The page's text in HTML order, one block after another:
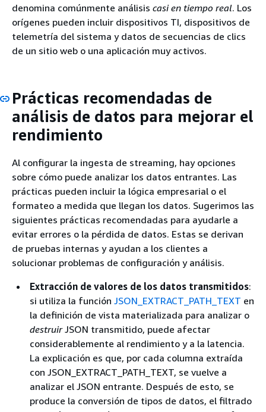
denomina comúnmente análisis casi en tiempo real. Los
orígenes pueden incluir dispositivos TI, dispositivos de
telemetría del sistema y datos de secuencias de clics
de un sitio web o una aplicación muy activos.
Prácticas recomendadas de
análisis de datos para mejorar el
rendimiento
Al configurar la ingesta de streaming, hay opciones
sobre cómo puede analizar los datos entrantes. Las
prácticas pueden incluir la lógica empresarial o el
formateo a medida que llegan los datos. Sugerimos las
siguientes prácticas recomendadas para ayudarle a
evitar errores o la pérdida de datos. Estas se derivan
de pruebas internas y ayudan a los clientes a
solucionar problemas de configuración y análisis.
Extracción de valores de los datos transmitidos:
si utiliza la función JSON_EXTRACT_PATH_TEXT en
la definición de vista materializada para analizar o
destruirJSON transmitido, puede afectar
considerablemente al rendimiento y a la latencia.
La explicación es que, por cada columna extraída
con JSON_EXTRACT_PATH_TEXT, se vuelve a
analizar el JSON entrante. Después de esto, se
produce la conversión de tipos de datos, el filtrado